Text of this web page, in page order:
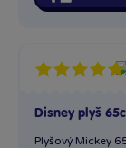
Disney plyš
Plyšový Mickey